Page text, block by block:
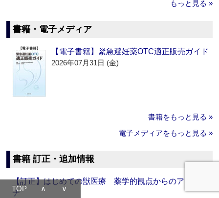
もっと見る »
書籍・電子メディア
【電子書籍】緊急避妊薬OTC適正販売ガイド
2026年07月31日 (金)
書籍をもっと見る »
電子メディアをもっと見る »
書籍 訂正・追加情報
【訂正】はじめての獣医療 薬学的観点からのアプロー
チ
TOP ∧ ∨